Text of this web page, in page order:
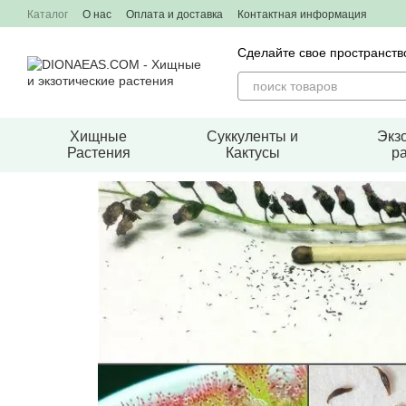
Перейти к основному контенту
Каталог О нас Оплата и доставка Контактная информация
Сделайте свое
Хищные
Растения
Суккуленты и
Кактусы